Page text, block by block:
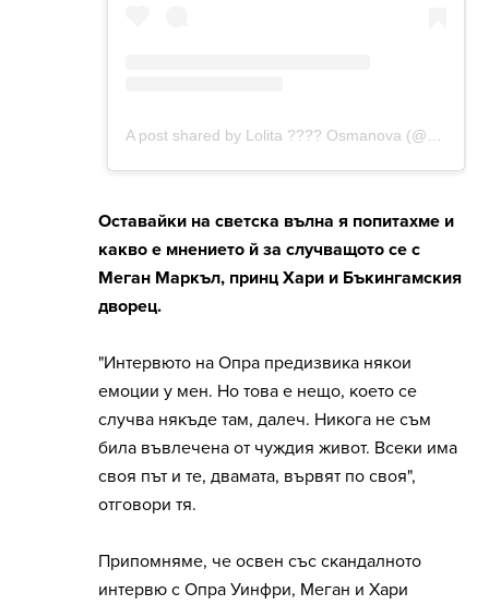
Оставайки на светска вълна я попитахме и
какво е мнението й за случващото се с
Меган Маркъл, принц Хари и Бъкингамския
дворец.
"Интервюто на Опра предизвика някои
емоции у мен. Но това е нещо, което се
случва някъде там, далеч. Никога не съм
била въвлечена от чуждия живот. Всеки има
своя път и те, двамата, вървят по своя",
отговори тя.
Припомняме, че освен със скандалното
интервю с Опра Уинфри, Меган и Хари